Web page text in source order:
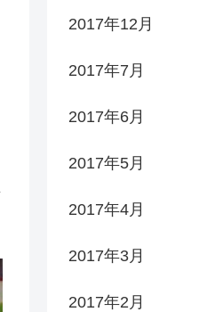
2017年12月
2017年7月
2017年6月
2017年5月
2017年4月
2017年3月
2017年2月